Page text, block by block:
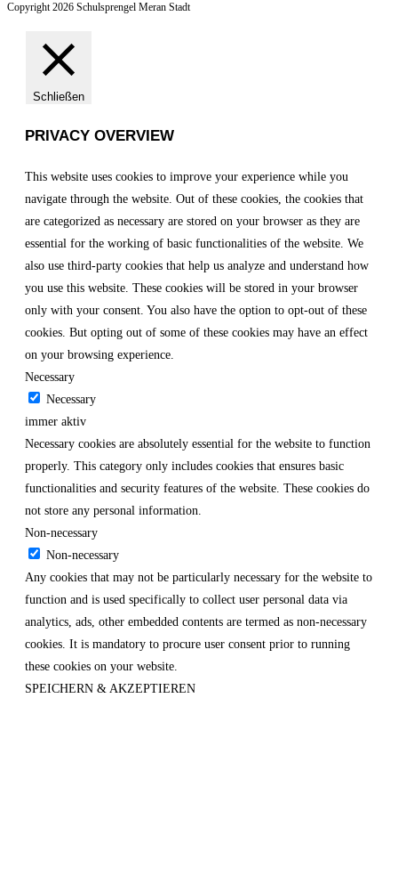
Copyright 2026 Schulsprengel Meran Stadt
Schließen
PRIVACY OVERVIEW
This website uses cookies to improve your experience while you
navigate through the website. Out of these cookies, the cookies that
are categorized as necessary are stored on your browser as they are
essential for the working of basic functionalities of the website. We
also use third-party cookies that help us analyze and understand how
you use this website. These cookies will be stored in your browser
only with your consent. You also have the option to opt-out of these
cookies. But opting out of some of these cookies may have an effect
on your browsing experience.
Necessary
Necessary
immer aktiv
Necessary cookies are absolutely essential for the website to function
properly. This category only includes cookies that ensures basic
functionalities and security features of the website. These cookies do
not store any personal information.
Non-necessary
Non-necessary
Any cookies that may not be particularly necessary for the website to
function and is used specifically to collect user personal data via
analytics, ads, other embedded contents are termed as non-necessary
cookies. It is mandatory to procure user consent prior to running
these cookies on your website.
SPEICHERN & AKZEPTIEREN